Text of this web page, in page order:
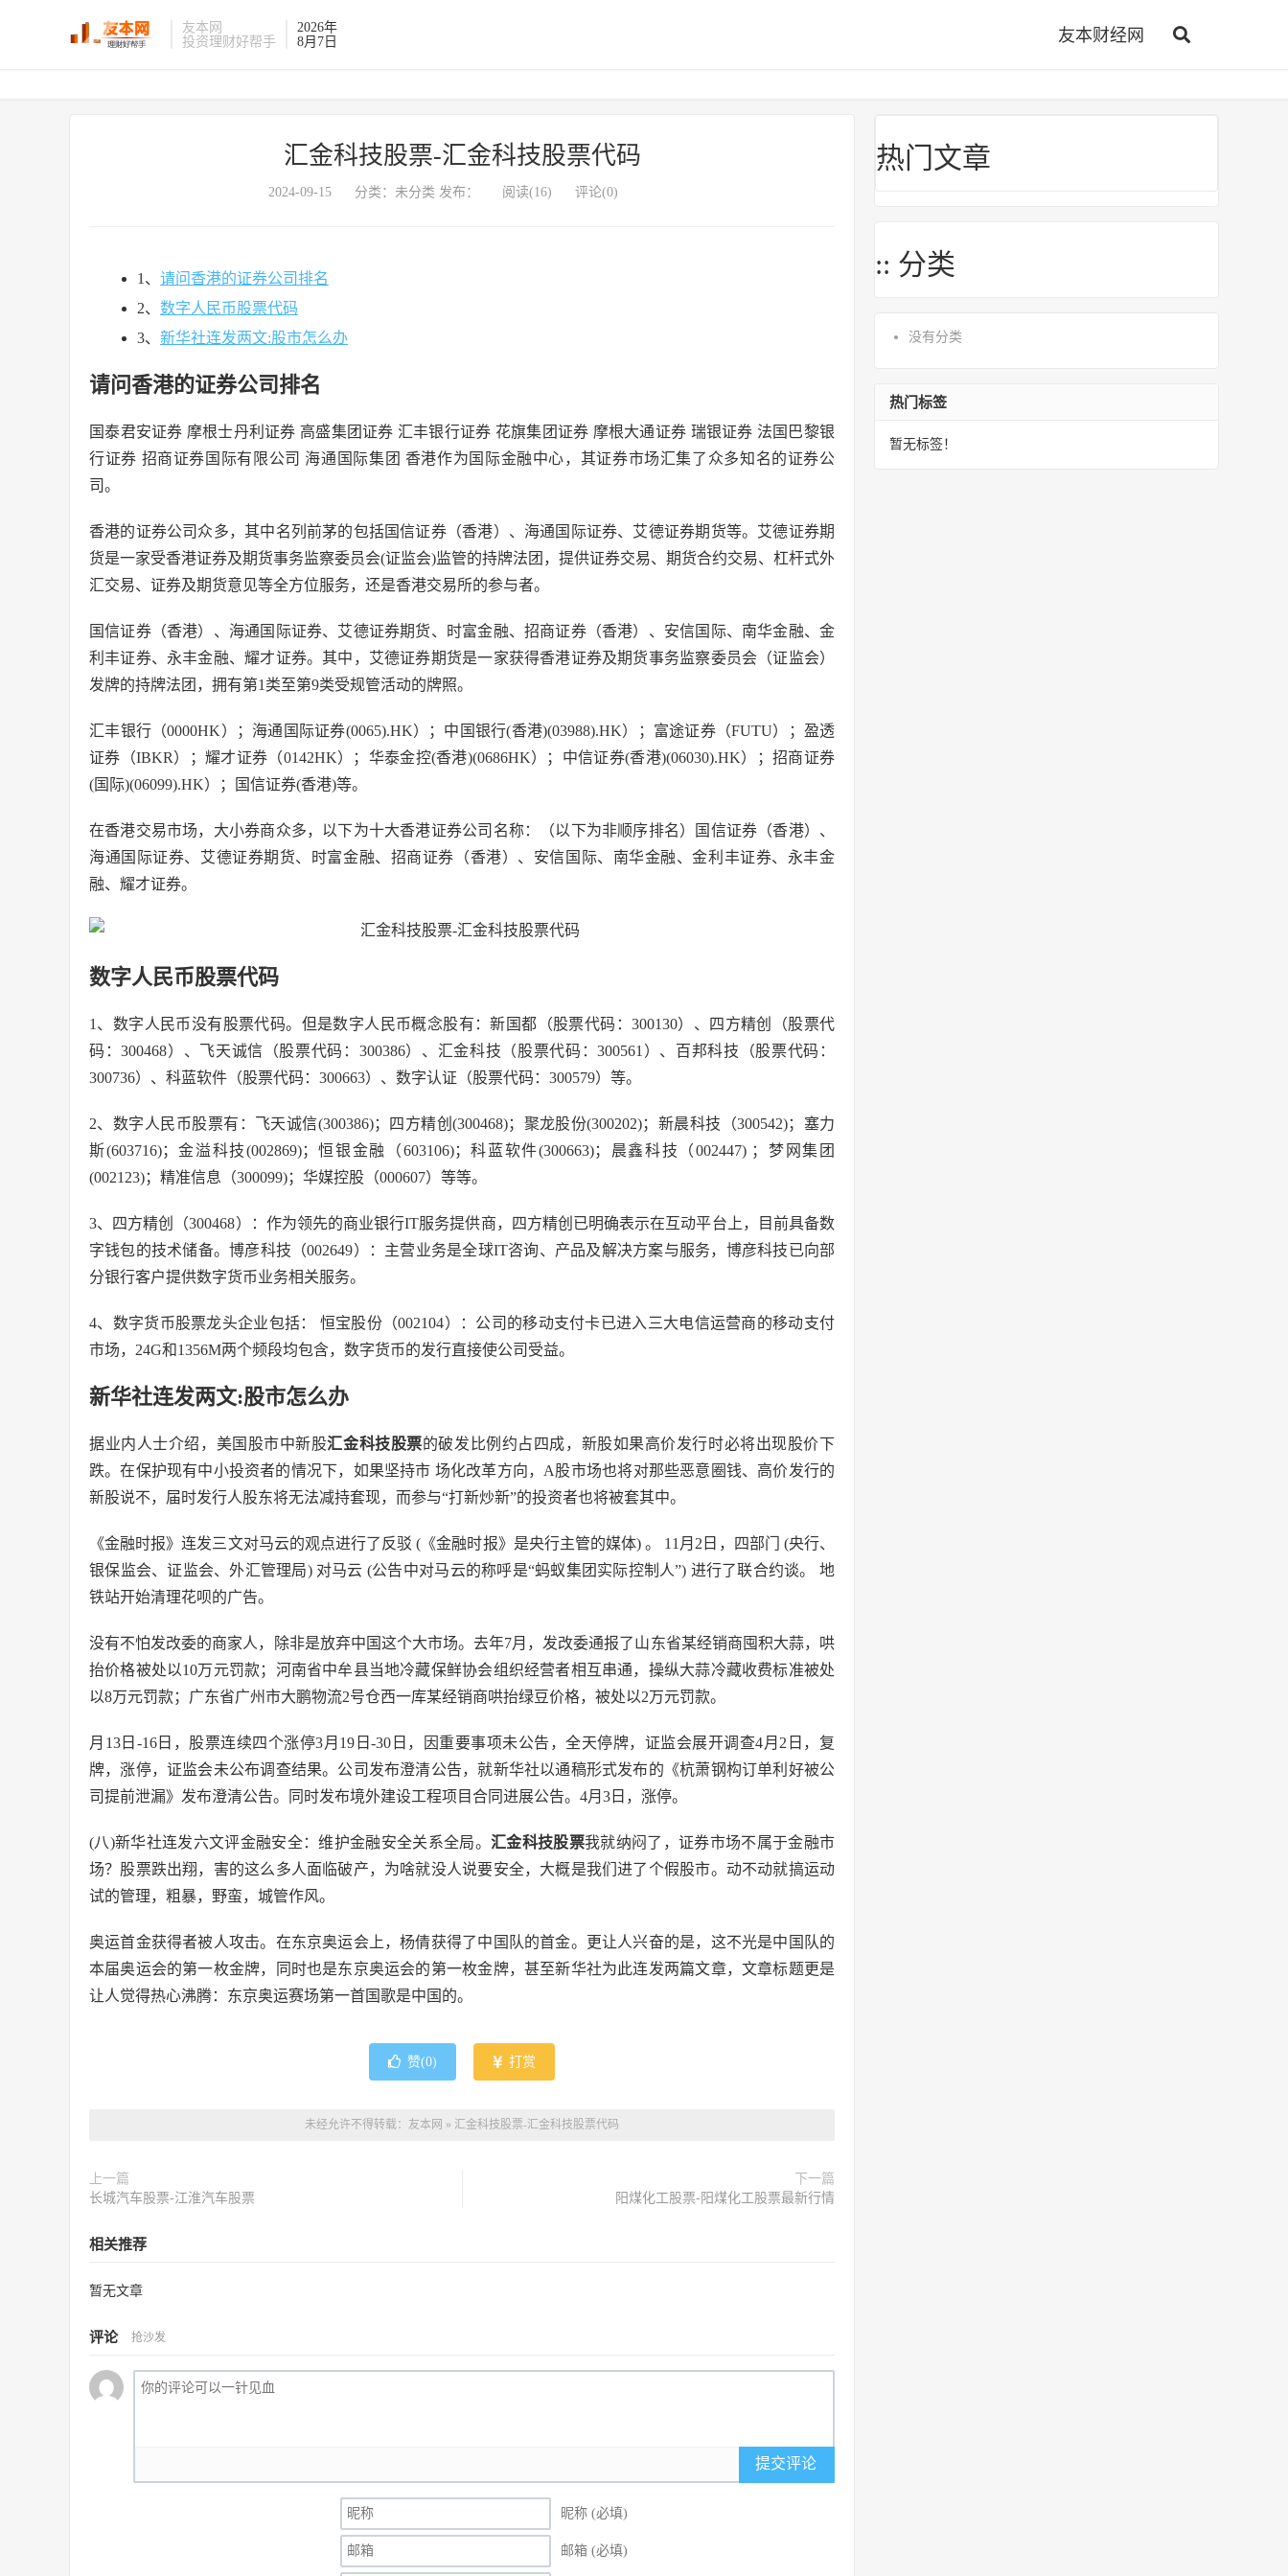
友本网
投资理财好帮手
2026年
8月7日
友本财经网
汇金科技股票-汇金科技股票代码
2024-09-15 分类：未分类 发布： 阅读(16) 评论(0)
1、 请问香港的证券公司排名
2、 数字人民币股票代码
3、 新华社连发两文:股市怎么办
请问香港的证券公司排名
国泰君安证券 摩根士丹利证券 高盛集团证券 汇丰银行证券 花旗集团证券 摩根大通证券 瑞银证券 法国巴黎银
行证券 招商证券国际有限公司 海通国际集团 香港作为国际金融中心，其证券市场汇集了众多知名的证券公
司。
香港的证券公司众多，其中名列前茅的包括国信证券（香港）、海通国际证券、艾德证券期货等。艾德证券期
货是一家受香港证券及期货事务监察委员会(证监会)监管的持牌法团，提供证券交易、期货合约交易、杠杆式外
汇交易、证券及期货意见等全方位服务，还是香港交易所的参与者。
国信证券（香港）、海通国际证券、艾德证券期货、时富金融、招商证券（香港）、安信国际、南华金融、金
利丰证券、永丰金融、耀才证券。其中，艾德证券期货是一家获得香港证券及期货事务监察委员会（证监会）
发牌的持牌法团，拥有第1类至第9类受规管活动的牌照。
汇丰银行（0000HK）；海通国际证券(0065).HK）；中国银行(香港)(03988).HK）；富途证券（FUTU）；盈透
证券（IBKR）；耀才证券（0142HK）；华泰金控(香港)(0686HK）；中信证券(香港)(06030).HK）；招商证券
(国际)(06099).HK）；国信证券(香港)等。
在香港交易市场，大小券商众多，以下为十大香港证券公司名称：（以下为非顺序排名）国信证券（香港）、
海通国际证券、艾德证券期货、时富金融、招商证券（香港）、安信国际、南华金融、金利丰证券、永丰金
融、耀才证券。
数字人民币股票代码
1、数字人民币没有股票代码。但是数字人民币概念股有：新国都（股票代码：300130）、四方精创（股票代
码：300468）、飞天诚信（股票代码：300386）、汇金科技（股票代码：300561）、百邦科技（股票代码：
300736）、科蓝软件（股票代码：300663）、数字认证（股票代码：300579）等。
2、数字人民币股票有：飞天诚信(300386)；四方精创(300468)；聚龙股份(300202)；新晨科技（300542)；塞力
斯(603716)；金溢科技(002869)；恒银金融（603106)；科蓝软件(300663)；晨鑫科技（002447) ；梦网集团
(002123)；精准信息（300099)；华媒控股（000607）等等。
3、四方精创（300468）：作为领先的商业银行IT服务提供商，四方精创已明确表示在互动平台上，目前具备数
字钱包的技术储备。博彦科技（002649）：主营业务是全球IT咨询、产品及解决方案与服务，博彦科技已向部
分银行客户提供数字货币业务相关服务。
4、数字货币股票龙头企业包括： 恒宝股份（002104）：公司的移动支付卡已进入三大电信运营商的移动支付
市场，24G和1356M两个频段均包含，数字货币的发行直接使公司受益。
新华社连发两文:股市怎么办
据业内人士介绍，美国股市中新股汇金科技股票的破发比例约占四成，新股如果高价发行时必将出现股价下
跌。在保护现有中小投资者的情况下，如果坚持市 场化改革方向，A股市场也将对那些恶意圈钱、高价发行的
新股说不，届时发行人股东将无法减持套现，而参与“打新炒新”的投资者也将被套其中。
《金融时报》连发三文对马云的观点进行了反驳 (《金融时报》是央行主管的媒体) 。 11月2日，四部门 (央行、
银保监会、证监会、外汇管理局) 对马云 (公告中对马云的称呼是“蚂蚁集团实际控制人”) 进行了联合约谈。 地
铁站开始清理花呗的广告。
没有不怕发改委的商家人，除非是放弃中国这个大市场。去年7月，发改委通报了山东省某经销商囤积大蒜，哄
抬价格被处以10万元罚款；河南省中牟县当地冷藏保鲜协会组织经营者相互串通，操纵大蒜冷藏收费标准被处
以8万元罚款；广东省广州市大鹏物流2号仓西一库某经销商哄抬绿豆价格，被处以2万元罚款。
月13日-16日，股票连续四个涨停3月19日-30日，因重要事项未公告，全天停牌，证监会展开调查4月2日，复
牌，涨停，证监会未公布调查结果。公司发布澄清公告，就新华社以通稿形式发布的《杭萧钢构订单利好被公
司提前泄漏》发布澄清公告。同时发布境外建设工程项目合同进展公告。4月3日，涨停。
(八)新华社连发六文评金融安全：维护金融安全关系全局。 汇金科技股票我就纳闷了，证券市场不属于金融市
场？股票跌出翔，害的这么多人面临破产，为啥就没人说要安全，大概是我们进了个假股市。动不动就搞运动
试的管理，粗暴，野蛮，城管作风。
奥运首金获得者被人攻击。在东京奥运会上，杨倩获得了中国队的首金。更让人兴奋的是，这不光是中国队的
本届奥运会的第一枚金牌，同时也是东京奥运会的第一枚金牌，甚至新华社为此连发两篇文章，文章标题更是
让人觉得热心沸腾：东京奥运赛场第一首国歌是中国的。
赞(0) 打赏
未经允许不得转载： 友本网 » 汇金科技股票-汇金科技股票代码
上一篇
长城汽车股票-江淮汽车股票
下一篇
阳煤化工股票-阳煤化工股票最新行情
相关推荐
暂无文章
评论 抢沙发
提交评论
昵称 (必填)
邮箱 (必填)
热门文章
:: 分类
没有分类
热门标签
暂无标签！